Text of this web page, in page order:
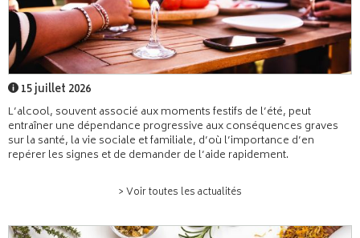
15 juillet 2026
L’alcool, souvent associé aux moments festifs de l’été, peut
entraîner une dépendance progressive aux conséquences graves
sur la santé, la vie sociale et familiale, d’où l’importance d’en
repérer les signes et de demander de l’aide rapidement.
> Voir toutes les actualités